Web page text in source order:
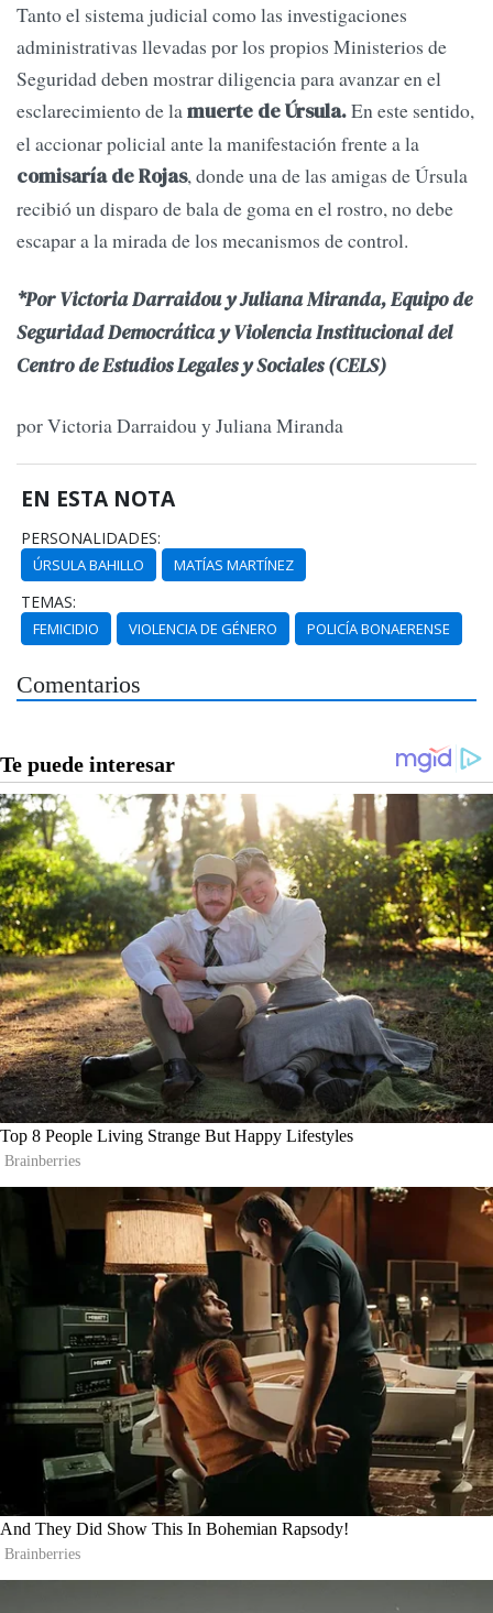
Tanto el sistema judicial como las investigaciones
administrativas llevadas por los propios Ministerios de
Seguridad deben mostrar diligencia para avanzar en el
esclarecimiento de lamuerte de Úrsula.En este sentido,
el accionar policial ante la manifestación frente a la
comisaría de Rojas, donde una de las amigas de Úrsula
recibió un disparo de bala de goma en el rostro, no debe
escapar a la mirada de los mecanismos de control.
*Por Victoria Darraidou y Juliana Miranda, Equipo de
Seguridad Democrática y Violencia Institucional del
Centro de Estudios Legales y Sociales (CELS)
por Victoria Darraidou y Juliana Miranda
EN ESTA NOTA
PERSONALIDADES:
ÚRSULA BAHILLO MATÍAS MARTÍNEZ
TEMAS:
FEMICIDIO VIOLENCIA DE GÉNERO POLICÍA BONAERENSE
Comentarios